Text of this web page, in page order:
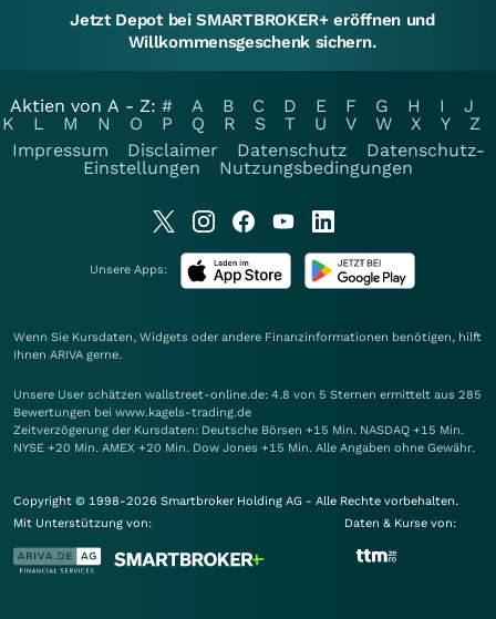
Jetzt Depot bei SMARTBROKER+ eröffnen und
Willkommensgeschenk sichern.
Aktien von A - Z: # A B C D E F G H I
J
K
L M N O P Q R S T U V W X Y
Z
Impressum
Disclaimer Datenschutz
Datenschutz-
Einstellungen
Nutzungsbedingungen
Unsere Apps:
Wenn Sie Kursdaten, Widgets oder andere Finanzinformationen benötigen, hilft
Ihnen ARIVA gerne.
Unsere User schätzen wallstreet-online.de: 4.8 von 5 Sternen ermittelt aus 285
Bewertungen bei www.kagels-trading.de
Zeitverzögerung der Kursdaten: Deutsche Börsen +15 Min. NASDAQ +15 Min.
NYSE +20 Min. AMEX +20 Min. Dow Jones +15 Min. Alle Angaben ohne Gewähr.
Copyright © 1998-2026 Smartbroker Holding AG - Alle Rechte vorbehalten.
Mit Unterstützung von:
Daten & Kurse von: